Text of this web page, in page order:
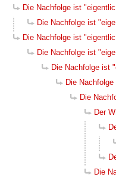
Die Nachfolge ist
Die Nachfolge ist
Die Nachfolge ist
Die Nachfolge ist
Die Nachfolge ist
Die
Die
Der
Die